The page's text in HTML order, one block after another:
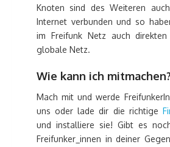
Knoten sind des Weiteren
Internet verbunden und so
im Freifunk Netz auch
globale Netz.
Wie kann ich
Mach mit und werde
uns oder lade dir die richtige
und installiere sie! Gibt es
Freifunker_innen in deiner